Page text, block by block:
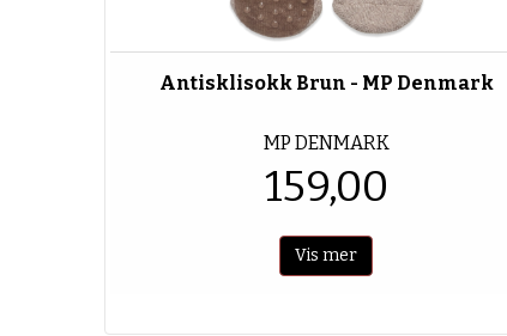
Antisklisokk Brun - MP Denmark
MP DENMARK
159,00
Vis mer